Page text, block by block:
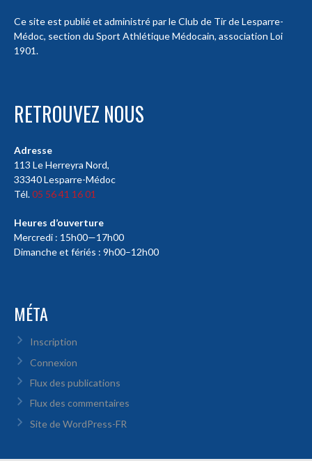
Ce site est publié et administré par le Club de Tir de Lesparre-
Médoc, section du Sport Athlétique Médocain, association Loi
1901.
RETROUVEZ NOUS
Adresse
113 Le Herreyra Nord,
33340 Lesparre-Médoc
Tél.05 56 41 16 01
Heures d’ouverture
Mercredi : 15h00—17h00
Dimanche et fériés : 9h00–12h00
MÉTA
Inscription
Connexion
Flux des publications
Flux des commentaires
Site de WordPress-FR